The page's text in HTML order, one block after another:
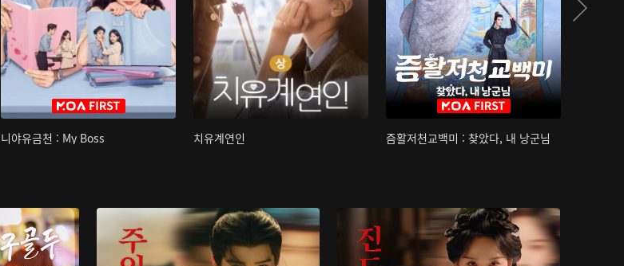
니야유금천 : My Boss 치유계연인 즘활저천교백미 : 찾았다, 내 낭군님